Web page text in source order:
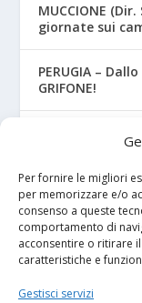
Per fornire le migliori
per memorizzare e/o
consenso a queste
comportamento di
acconsentire o ritirare
caratteristiche e
Gestisci servizi
MUCCIONE
giornate sui
PERUGIA –
GRIFONE!
FOGGIA – Si
nelle mani
I NOSTRI